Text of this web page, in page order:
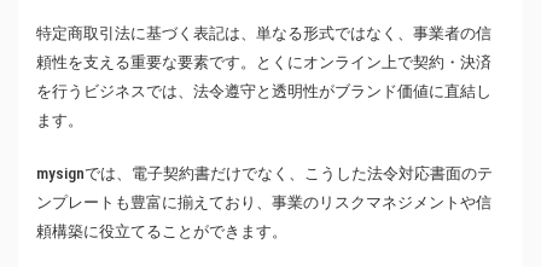
特定商取引法に基づく表記は、単なる形式ではなく、事業者の信
頼性を支える重要な要素です。とくにオンライン上で契約・決済
を行うビジネスでは、法令遵守と透明性がブランド価値に直結し
ます。
mysignでは、電子契約書だけでなく、こうした法令対応書面のテ
ンプレートも豊富に揃えており、事業のリスクマネジメントや信
頼構築に役立てることができます。